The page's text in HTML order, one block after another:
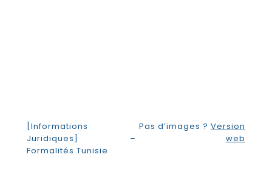
[Informations
Juridiques] –
Formalités Tunisie
Pas d’images ? Version
web